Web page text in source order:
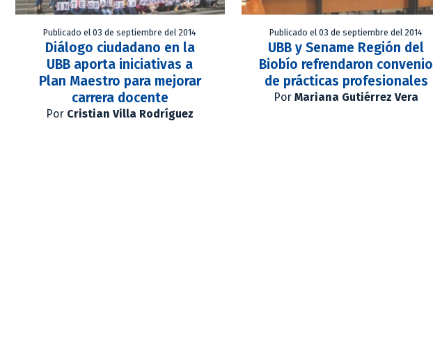
Publicado el 03 de septiembre del 2014
Diálogo ciudadano en la
UBB aporta iniciativas a
Plan Maestro para mejorar
carrera docente
Por Cristian Villa Rodríguez
Publicado el 03 de septiembre del 2014
UBB y Sename Región del
Biobío refrendaron convenio
de prácticas profesionales
PorMariana Gutiérrez Vera